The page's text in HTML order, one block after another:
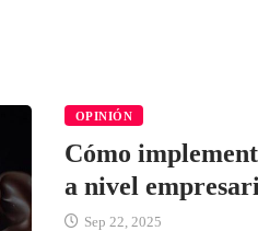
OPINIÓN
Cómo
a nivel
Sep 22, 2025